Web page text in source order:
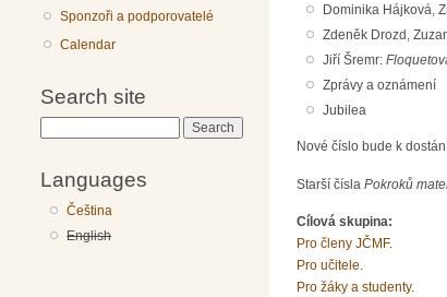
Sponzoři a podporovatelé
Calendar
Search site
Languages
Čeština
English
Dominika Hájková,
Zdeněk Drozd,
Jiří Šremr:
Zprávy a oznámení
Jubilea
Nové číslo bude k
Starší čísla Pokroků
Cílová skupina:
Pro členy JČMF.
Pro učitele.
Pro žáky a studenty.